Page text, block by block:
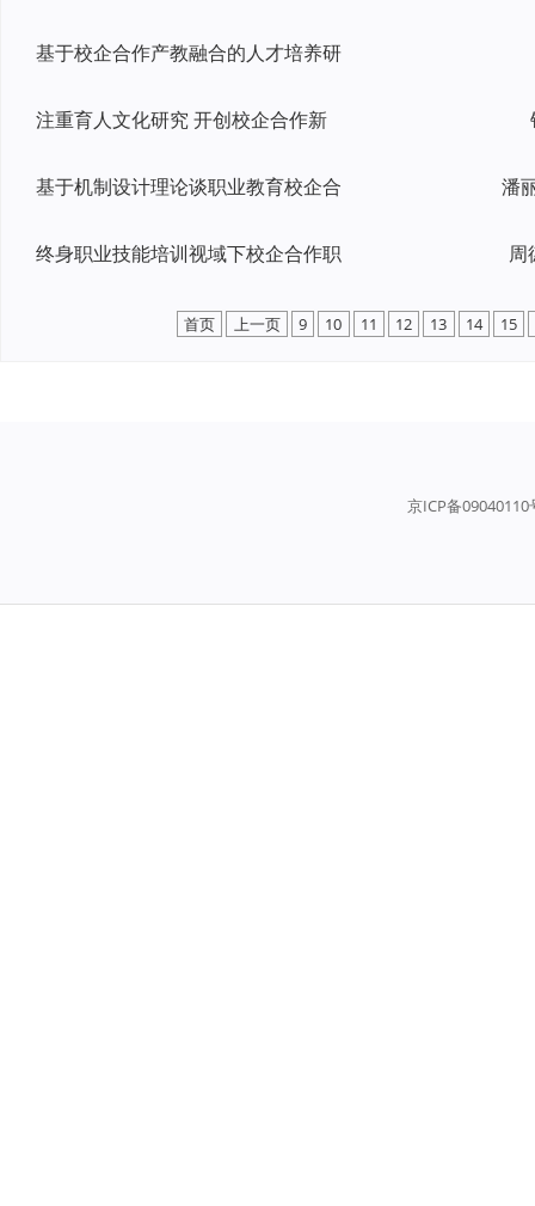
基于校企合作产教融合的人才培养研
注重育人文化研究 开创校企合作新
基于机制设计理论谈职业教育校企合
终身职业技能培训视域下校企合作职 周
首页 上一页 9 10 11 12 13 14 15
京ICP备